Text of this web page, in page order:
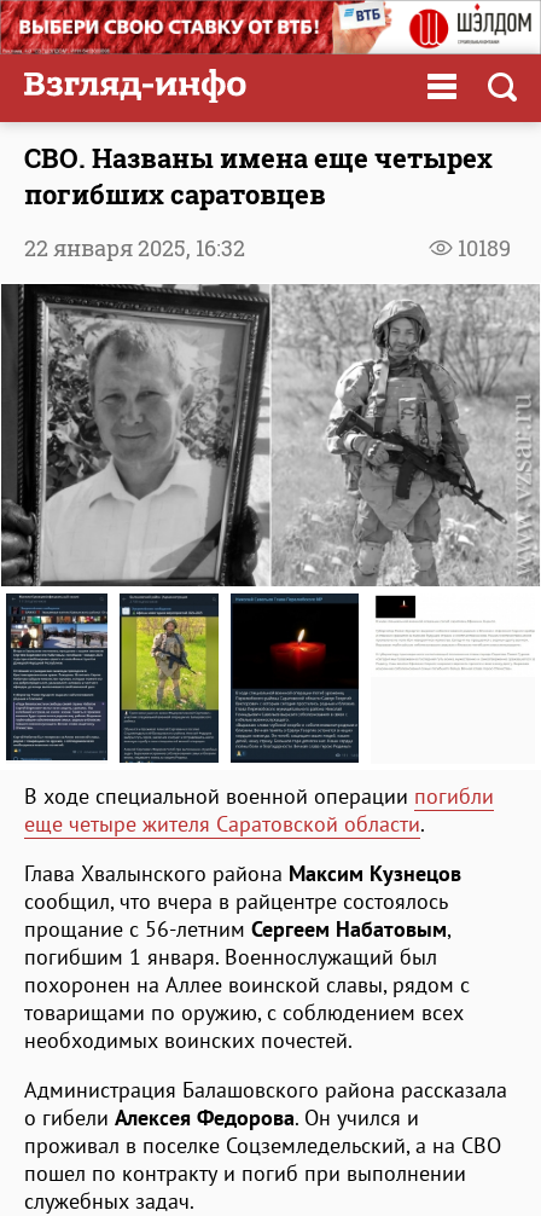
СВО. Названы имена еще четырех
погибших саратовцев
10189
22 января 2025, 16:32
В ходе специальной военной операции погибли
еще четыре жителя Саратовской области.
Глава Хвалынского района Максим Кузнецов
сообщил, что вчера в райцентре состоялось
прощание с 56-летним Сергеем Набатовым,
погибшим 1 января. Военнослужащий был
похоронен на Аллее воинской славы, рядом с
товарищами по оружию, с соблюдением всех
необходимых воинских почестей.
Администрация Балашовского района рассказала
о гибели Алексея Федорова. Он учился и
проживал в поселке Соцземледельский, а на СВО
пошел по контракту и погиб при выполнении
служебных задач.